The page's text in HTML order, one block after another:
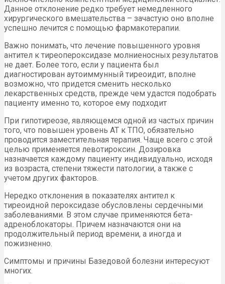
Данное отклонение редко требует немедленного
хирургического вмешательства – зачастую оно вполне
успешно лечится с помощью фармакотерапии.
Важно понимать, что лечение повышенного уровня
антител к тиреопероксидазе молниеносных результатов
не дает. Более того, если у пациента был
диагностирован аутоиммунный тиреоидит, вполне
возможно, что придется сменить несколько
лекарственных средств, прежде чем удастся подобрать
пациенту именно то, которое ему подходит
При гипотиреозе, являющемся одной из частых причин
того, что повышен уровень АТ к ТПО, обязательно
проводится заместительная терапия. Чаще всего с этой
целью применяется левотироксин. Дозировка
назначается каждому пациенту индивидуально, исходя
из возраста, степени тяжести патологии, а также с
учетом других факторов.
Нередко отклонения в показателях антител к
тиреоидной пероксидазе обусловлены сердечными
заболеваниями. В этом случае применяются бета-
адреноблокаторы. Причем назначаются они на
продолжительный период времени, а иногда и
пожизненно.
Симптомы и причины Базедовой болезни интересуют
многих.